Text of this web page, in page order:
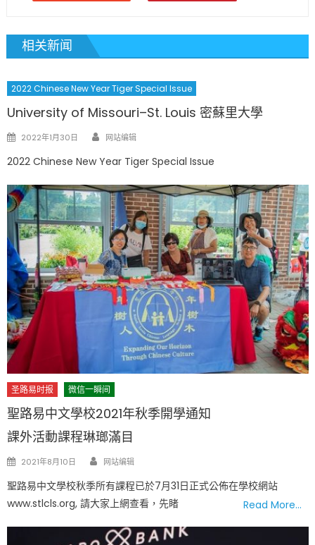
相关新闻
2022 Chinese New Year Tiger Special Issue
University of Missouri–St. Louis 密蘇里大學
Posted
2022年1月30日 Author
网站编辑
2022 Chinese New Year Tiger Special Issue
圣路易时报 微信一瞬间
聖路易中文學校2021年秋季開學通知
課外活動課程琳瑯滿目
Posted
2021年8月10日 Author
网站编辑
聖路易中文學校秋季所有課程已於7月31日正式公佈在學校網站
www.stlcls.org, 請大家上網查看，先睹
Read More…